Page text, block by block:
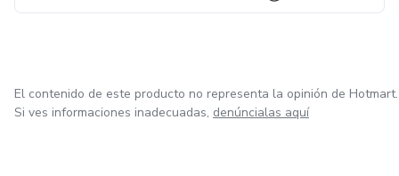
El contenido de este producto no representa la opinión de Hotmart.
Si ves informaciones inadecuadas, denúncialas aquí